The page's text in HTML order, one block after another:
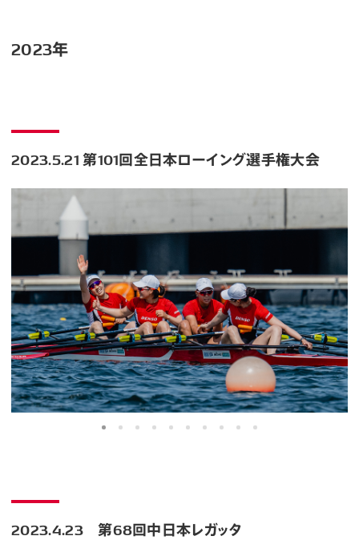
2023年
2023.5.21 第101回全日本ローイング選手権大会
2023.4.23 第68回中日本レガッタ